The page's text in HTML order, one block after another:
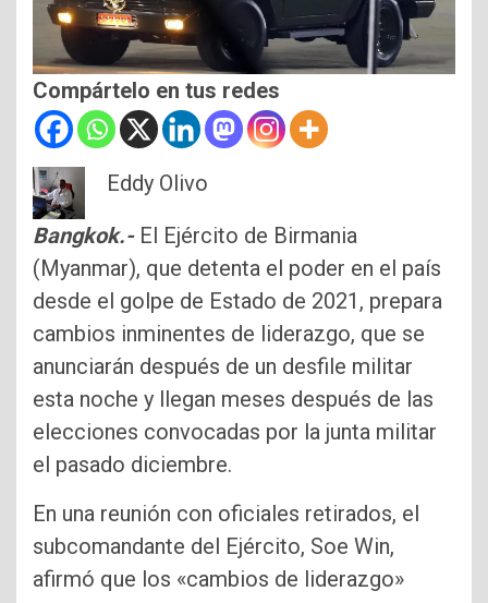
Compártelo en tus redes
Eddy Olivo
Bangkok.-El Ejército de Birmania
(Myanmar), que detenta el poder en el país
desde el golpe de Estado de 2021, prepara
cambios inminentes de liderazgo, que se
anunciarán después de un desfile militar
esta noche y llegan meses después de las
elecciones convocadas por la junta militar
el pasado diciembre.
En una reunión con oficiales retirados, el
subcomandante del Ejército, Soe Win,
afirmó que los «cambios de liderazgo»